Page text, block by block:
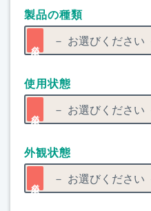
製品の種類
使用状態
外観状態